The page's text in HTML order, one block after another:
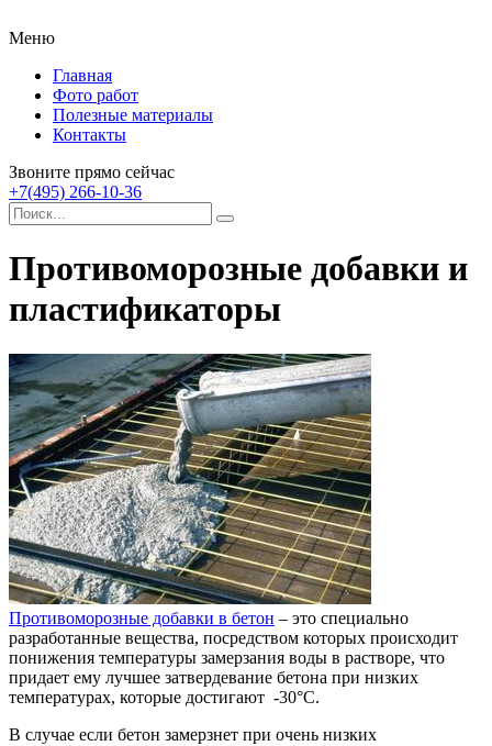
Меню
Главная
Фото работ
Полезные материалы
Контакты
Звоните прямо сейчас
+7(495) 266-10-36
Противоморозные добавки и
пластификаторы
Противоморозные добавки в бетон – это специально
разработанные вещества, посредством которых происходит
понижения температуры замерзания воды в растворе, что
придает ему лучшее затвердевание бетона при низких
температурах, которые достигают -30°С.
В случае если бетон замерзнет при очень низких